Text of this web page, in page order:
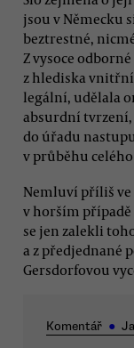
jsou v Německu
beztrestné,
Z vysoce
z hlediska
legální, udělala
absurdní
do úřadu
v průběhu
Nemluví příliš ve
v horším případě
se jen zalekli
a z předjednané
Gersdorfovou
Komentář ●